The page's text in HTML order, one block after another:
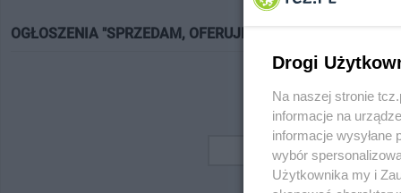
OGŁOSZENIA "SPRZEDAM, OFERUJĘ"
Drogi
Na naszej stronie
informacje na
informacje wysyłane
wybór
Użytkownika my i